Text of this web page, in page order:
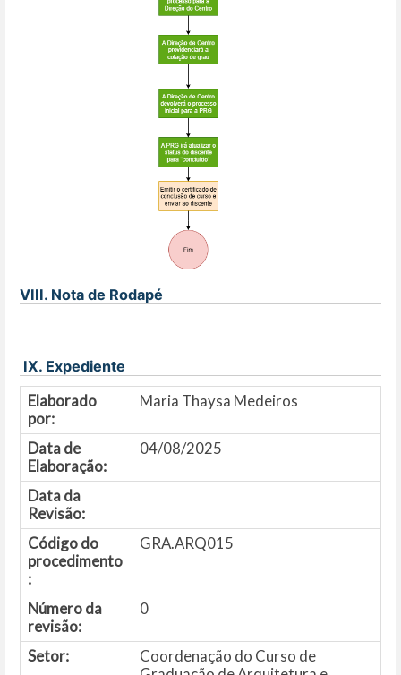
VIII. Nota de Rodapé
IX. Expediente
Elaborado
por:
Maria Thaysa Medeiros
Data de
Elaboração:
04/08/2025
Data da
Revisão:
Código do
procedimento
:
GRA.ARQ015
Número da
revisão:
0
Setor:
Coordenação do Curso de